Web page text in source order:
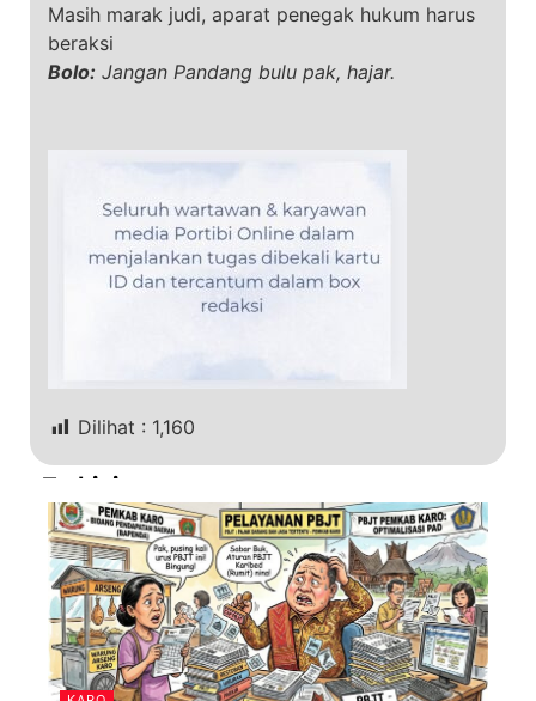
Masih marak judi, aparat penegak hukum harus
beraksi
Bolo: Jangan Pandang bulu pak, hajar.
Dilihat : 1,160
Terkini